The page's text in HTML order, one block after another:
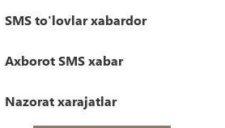
SMS to'lovlar xabardor
Axborot SMS xabar
Nazorat xarajatlar